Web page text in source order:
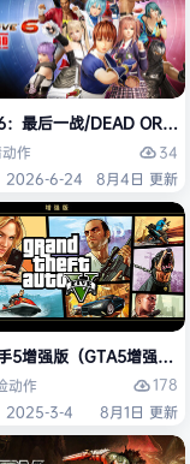
：最后一战/DEAD OR
动作
34
2026-6-24
8月4日 更新
版
5增强版（GTA5增强版
动作
178
2025-3-4
8月1日 更新